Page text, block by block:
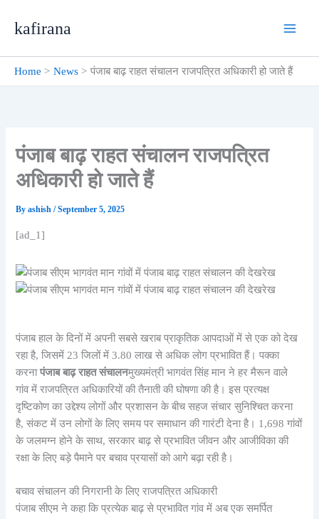
kafirana
Home News पंजाब बाढ़ राहत संचालन राजपत्रित अधिकारी हो जाते हैं
पंजाब बाढ़ राहत संचालन राजपत्रित
अधिकारी हो जाते हैं
Byashish/September 5, 2025
[ad_1]
पंजाब हाल के दिनों में अपनी सबसे खराब प्राकृतिक आपदाओं में से एक को देख
रहा है, जिसमें 23 जिलों में 3.80 लाख से अधिक लोग प्रभावित हैं। पक्का
करनापंजाब बाढ़ राहत संचालनमुख्यमंत्री भागवंत सिंह मान ने हर मैरून वाले
गांव में राजपत्रित अधिकारियों की तैनाती की घोषणा की है। इस प्रत्यक्ष
दृष्टिकोण का उद्देश्य लोगों और प्रशासन के बीच सहज संचार सुनिश्चित करना
है, संकट में उन लोगों के लिए समय पर समाधान की गारंटी देना है। 1,698 गांवों
के जलमग्न होने के साथ, सरकार बाढ़ से प्रभावित जीवन और आजीविका की
रक्षा के लिए बड़े पैमाने पर बचाव प्रयासों को आगे बढ़ा रही है।
बचाव संचालन की निगरानी के लिए राजपत्रित अधिकारी
पंजाब सीएम ने कहा कि प्रत्येक बाढ़ से प्रभावित गांव में अब एक समर्पित